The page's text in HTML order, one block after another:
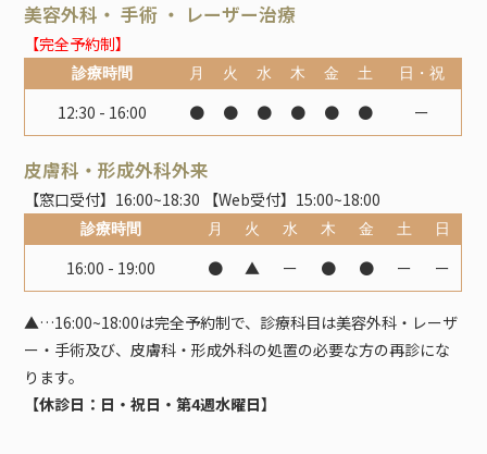
美容外科・ 手術 ・ レーザー治療
【完全予約制】
診療時間 月 火 水 木 金 土 日・祝
12:30 - 16:00 ● ● ● ● ● ● ー
皮膚科・形成外科外来
【窓口受付】16:00~18:30 【Web受付】15:00~18:00
診療時間 月 火 水 木 金 土 日
16:00 - 19:00 ● ▲ ー ● ● ー ー
▲…16:00~18:00は完全予約制で、診療科目は美容外科・レーザ
ー・手術及び、皮膚科・形成外科の処置の必要な方の再診にな
ります。
【休診日：日・祝日・第4週水曜日】